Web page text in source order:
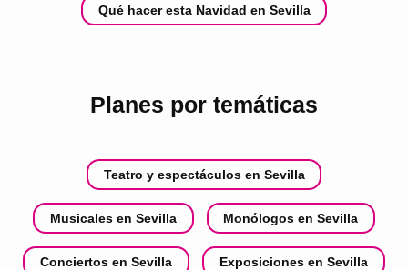
Qué hacer esta Navidad en Sevilla
Planes por temáticas
Teatro y espectáculos en Sevilla
Musicales en Sevilla Monólogos en Sevilla
Conciertos en Sevilla Exposiciones en Sevilla